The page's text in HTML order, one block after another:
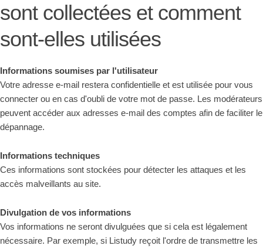
sont collectées et comment
sont-elles utilisées
Informations soumises par l'utilisateur
Votre adresse e-mail restera confidentielle et est utilisée pour vous
connecter ou en cas d'oubli de votre mot de passe. Les modérateurs
peuvent accéder aux adresses e-mail des comptes afin de faciliter le
dépannage.
Informations techniques
Ces informations sont stockées pour détecter les attaques et les
accès malveillants au site.
Divulgation de vos informations
Vos informations ne seront divulguées que si cela est légalement
nécessaire. Par exemple, si Listudy reçoit l'ordre de transmettre les